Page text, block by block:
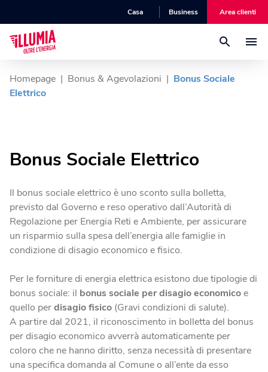
Casa Business Area clienti
Luce
Goditi tutta l'energia della tua casa, senza pensieri.
Luce Flex
L’offerta luce a prezzo indicizzato per la tua casa.
Energia Lunga Gas
Gas Flex
L'offerta gas indicizzata per la tua casa.
Luce + Gas
Fibra
Illumia Wifi
Scopri la nostra offerta fibra per la tua casa
Verifica Copertura
Verifica se la tua casa è coperta dalla fibra
Efficienza Energetica
Fotovoltaico
La tua casa diventa energia elettrica pulita.
Climatizzatori
Soluzioni efficienti per un comfort ottimale tutto l’anno.
Blog
Homepage | Bonus & Agevolazioni | Bonus Sociale
Elettrico
Bonus Sociale Elettrico
Il bonus sociale elettrico è uno sconto sulla bolletta,
previsto dal Governo e reso operativo dall’Autorità di
Regolazione per Energia Reti e Ambiente, per assicurare
un risparmio sulla spesa dell’energia alle famiglie in
condizione di disagio economico e fisico.
Per le forniture di energia elettrica esistono due tipologie di
bonus sociale: il bonus sociale per disagio economicoe
quello perdisagio fisico (Gravi condizioni di salute).
A partire dal 2021, il riconoscimento in bolletta del bonus
per disagio economico avverrà automaticamente per
coloro che ne hanno diritto, senza necessità di presentare
una specifica domanda al Comune o all’ente da esso